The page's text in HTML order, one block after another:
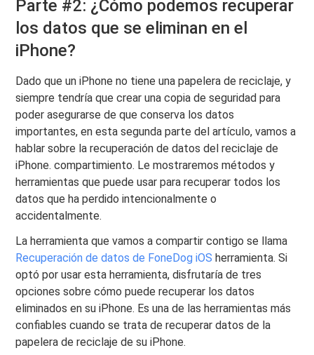
Parte #2: ¿Cómo podemos recuperar
los datos que se eliminan en el
iPhone?
Dado que un iPhone no tiene una papelera de reciclaje, y
siempre tendría que crear una copia de seguridad para
poder asegurarse de que conserva los datos
importantes, en esta segunda parte del artículo, vamos a
hablar sobre la recuperación de datos del reciclaje de
iPhone. compartimiento. Le mostraremos métodos y
herramientas que puede usar para recuperar todos los
datos que ha perdido intencionalmente o
accidentalmente.
La herramienta que vamos a compartir contigo se llama
Recuperación de datos de FoneDog iOS herramienta. Si
optó por usar esta herramienta, disfrutaría de tres
opciones sobre cómo puede recuperar los datos
eliminados en su iPhone. Es una de las herramientas más
confiables cuando se trata de recuperar datos de la
papelera de reciclaje de su iPhone.